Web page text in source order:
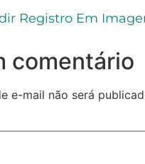
Registro Em
comentário
e-mail não será